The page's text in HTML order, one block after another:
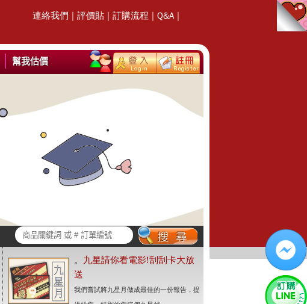
連絡我們 | 評價貼 | 訂購流程 | Q&A|
幫我估價
。 九星請你看電影!刮刮卡大放
送
我們嘗試將九星月做成最佳的一份報告，提